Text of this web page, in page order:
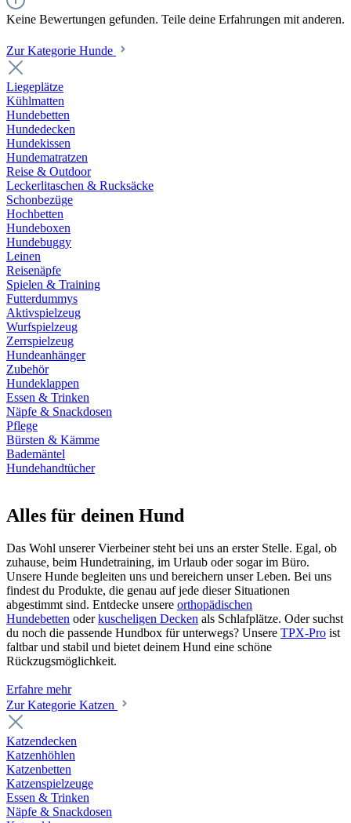
Keine Bewertungen gefunden. Teile deine Erfahrungen mit anderen.
Zur Kategorie Hunde
Liegeplätze
Kühlmatten
Hundebetten
Hundedecken
Hundekissen
Hundematratzen
Reise & Outdoor
Leckerlitaschen & Rucksäcke
Schonbezüge
Hochbetten
Hundeboxen
Hundebuggy
Leinen
Reisenäpfe
Spielen & Training
Futterdummys
Aktivspielzeug
Wurfspielzeug
Zerrspielzeug
Hundeanhänger
Zubehör
Hundeklappen
Essen & Trinken
Näpfe & Snackdosen
Pflege
Bürsten & Kämme
Bademäntel
Hundehandtücher
Alles für deinen Hund
Das Wohl unserer Vierbeiner steht bei uns an erster Stelle. Egal, ob
zuhause, beim Hundetraining, im Urlaub oder sogar im Büro.
Unsere Hunde begleiten uns und bereichern unser Leben. Bei uns
findest du Produkte, die genau auf jede dieser Situationen
abgestimmt sind. Entdecke unsere orthopädischen
Hundebetten oderkuscheligen Decken als Schlafplätze. Oder suchst
du noch die passende Hundbox für unterwegs? Unsere TPX-Pro ist
faltbar und stabil und bietet deinem Hund eine schöne
Rückzugsmöglichkeit.
Erfahre mehr
Zur Kategorie Katzen
Katzendecken
Katzenhöhlen
Katzenbetten
Katzenspielzeuge
Essen & Trinken
Näpfe & Snackdosen